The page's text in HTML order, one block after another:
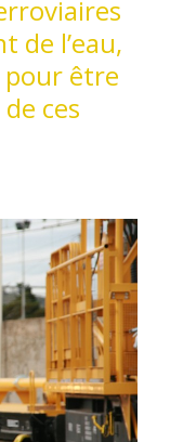
de l’eau,
être
ces